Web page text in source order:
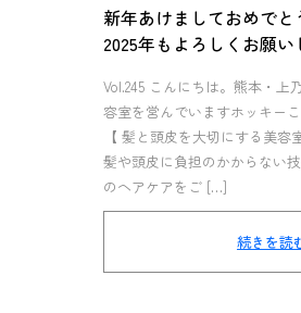
新年あけましておめでと
2025年もよろしくお願い
Vol.245 こんにちは。熊本・上
容室を営んでいますホッキー
【 髪と頭皮を大切にする美容
髪や頭皮に負担のかからない
のヘアケアをご […]
続きを読